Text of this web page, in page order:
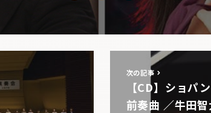
次の記事
【CD】ショパ
前奏曲 ／牛田智